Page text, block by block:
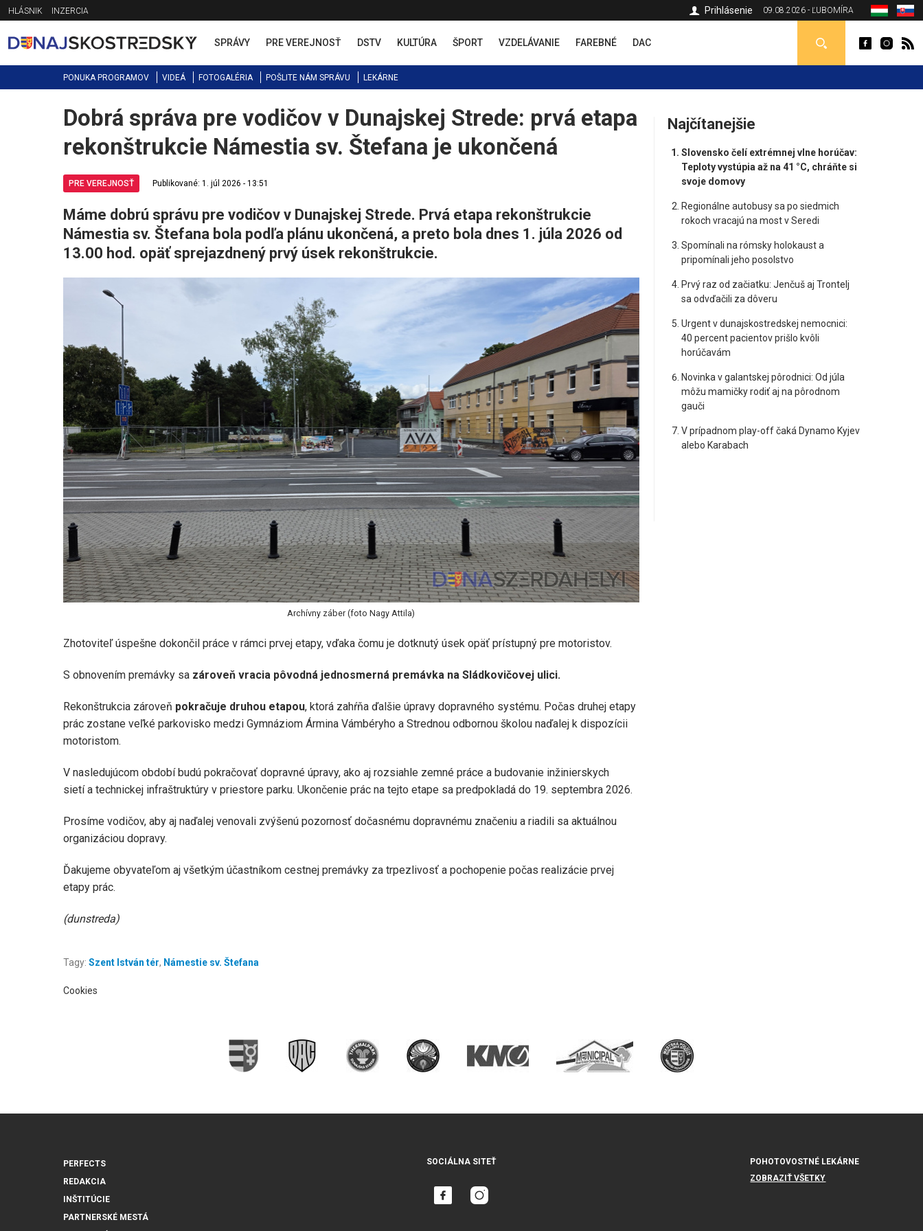
Jump
to
navigation
HLÁSNIK INZERCIA 09.08.2026 - ĽUBOMÍRA
Prihlásenie
SPRÁVY PRE VEREJNOSŤ DSTV KULTÚRA ŠPORT VZDELÁVANIE FAREBNÉ DAC
PONUKA PROGRAMOV VIDEÁ FOTOGALÉRIA POŠLITE NÁM SPRÁVU LEKÁRNE
Back
to
Dobrá správa pre vodičov v Dunajskej Strede: prvá etapa
rekonštrukcie Námestia sv. Štefana je ukončená
PRE VEREJNOSŤ Publikované: 1. júl 2026 - 13:51
Máme dobrú správu pre vodičov v Dunajskej Strede. Prvá etapa rekonštrukcie
Námestia sv. Štefana bola podľa plánu ukončená, a preto bola dnes 1. júla 2026 od
13.00 hod. opäť sprejazdnený prvý úsek rekonštrukcie.
Archívny záber (foto Nagy Attila)
Zhotoviteľ úspešne dokončil práce v rámci prvej etapy, vďaka čomu je dotknutý úsek opäť prístupný pre motoristov.
S obnovením premávky sa zároveň vracia pôvodná jednosmerná premávka na Sládkovičovej ulici.
Rekonštrukcia zároveň pokračuje druhou etapou, ktorá zahŕňa ďalšie úpravy dopravného systému. Počas druhej etapy
prác zostane veľké parkovisko medzi Gymnáziom Ármina Vámbéryho a Strednou odbornou školou naďalej k dispozícii
motoristom.
V nasledujúcom období budú pokračovať dopravné úpravy, ako aj rozsiahle zemné práce a budovanie inžinierskych
sietí a technickej infraštruktúry v priestore parku. Ukončenie prác na tejto etape sa predpokladá do 19. septembra 2026.
Prosíme vodičov, aby aj naďalej venovali zvýšenú pozornosť dočasnému dopravnému značeniu a riadili sa aktuálnou
organizáciou dopravy.
Ďakujeme obyvateľom aj všetkým účastníkom cestnej premávky za trpezlivosť a pochopenie počas realizácie prvej
etapy prác.
(dunstreda)
Tagy: Szent István tér, Námestie sv. Štefana
Cookies
Najčítanejšie
Slovensko čelí extrémnej vlne horúčav:
Teploty vystúpia až na 41 °C, chráňte si
svoje domovy
Regionálne autobusy sa po siedmich
rokoch vracajú na most v Seredi
Spomínali na rómsky holokaust a
pripomínali jeho posolstvo
Prvý raz od začiatku: Jenčuš aj Trontelj
sa odvďačili za dôveru
Urgent v dunajskostredskej nemocnici:
40 percent pacientov prišlo kvôli
horúčavám
Novinka v galantskej pôrodnici: Od júla
môžu mamičky rodiť aj na pôrodnom
gauči
V prípadnom play-off čaká Dynamo Kyjev
alebo Karabach
PERFECTS
REDAKCIA
INŠTITÚCIE
PARTNERSKÉ MESTÁ
SOCIÁLNA SITEŤ
POHOTOVOSTNÉ LEKÁRNE
ZOBRAZIŤ VŠETKY